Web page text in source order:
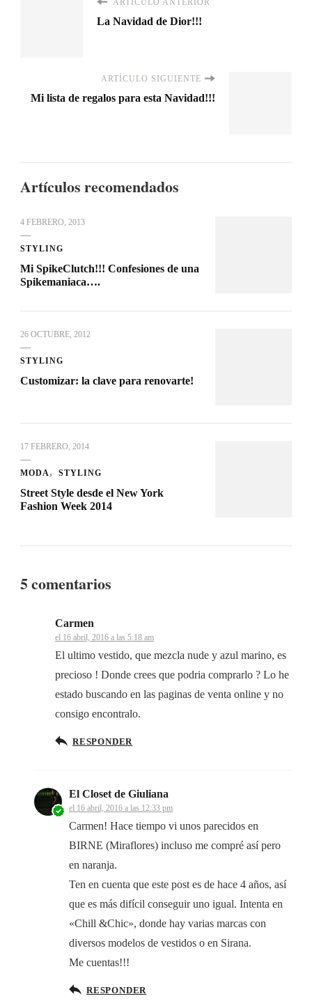
ARTÍCULO ANTERIOR
La Navidad de Dior!!!
ARTÍCULO SIGUIENTE
Mi lista de regalos para esta Navidad!!!
Artículos recomendados
4 FEBRERO, 2013
STYLING
Mi SpikeClutch!!! Confesiones de una
Spikemaniaca….
26 OCTUBRE, 2012
STYLING
Customizar: la clave para renovarte!
17 FEBRERO, 2014
MODA STYLING
Street Style desde el New York
Fashion Week 2014
5 comentarios
Carmen
el 16 abril, 2016 a las 5:18 am
El ultimo vestido, que mezcla nude y azul marino, es
precioso ! Donde crees que podria comprarlo ? Lo he
estado buscando en las paginas de venta online y no
consigo encontralo.
RESPONDER
El Closet de Giuliana
el 16 abril, 2016 a las 12:33 pm
Carmen! Hace tiempo vi unos parecidos en
BIRNE (Miraflores) incluso me compré así pero
en naranja.
Ten en cuenta que este post es de hace 4 años, así
que es más difícil conseguir uno igual. Intenta en
«Chill &Chic», donde hay varias marcas con
diversos modelos de vestidos o en Sirana.
Me cuentas!!!
RESPONDER